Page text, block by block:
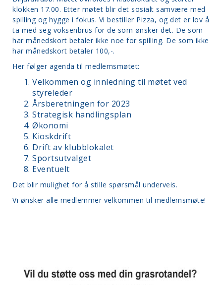
klokken 17.00. Etter møtet blir det sosialt samvære med
spilling og hygge i fokus. Vi bestiller Pizza, og det er lov å
ta med seg voksenbrus for de som ønsker det. De som
har månedskort betaler ikke noe for spilling. De som ikke
har månedskort betaler 100,-.
Her følger agenda til medlemsmøtet:
Velkommen og innledning til møtet ved
styreleder
Årsberetningen for 2023
Strategisk handlingsplan
Økonomi
Kioskdrift
Drift av klubblokalet
Sportsutvalget
Eventuelt
Det blir mulighet for å stille spørsmål underveis.
Vi ønsker alle medlemmer velkommen til medlemsmøte!